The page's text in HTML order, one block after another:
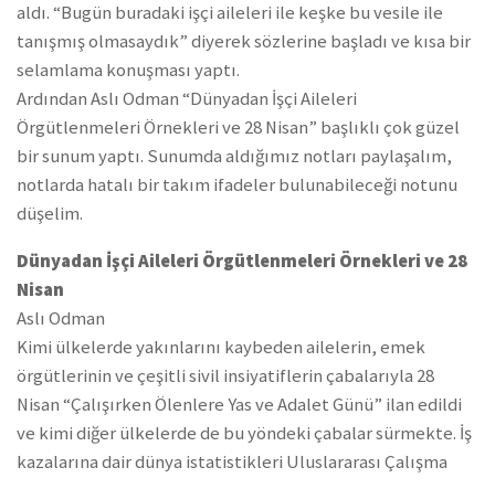
aldı. “Bugün buradaki işçi aileleri ile keşke bu vesile ile
tanışmış olmasaydık” diyerek sözlerine başladı ve kısa bir
selamlama konuşması yaptı.
Ardından Aslı Odman “Dünyadan İşçi Aileleri
Örgütlenmeleri Örnekleri ve 28 Nisan” başlıklı çok güzel
bir sunum yaptı. Sunumda aldığımız notları paylaşalım,
notlarda hatalı bir takım ifadeler bulunabileceği notunu
düşelim.
Dünyadan İşçi Aileleri Örgütlenmeleri Örnekleri ve 28
Nisan
Aslı Odman
Kimi ülkelerde yakınlarını kaybeden ailelerin, emek
örgütlerinin ve çeşitli sivil insiyatiflerin çabalarıyla 28
Nisan “Çalışırken Ölenlere Yas ve Adalet Günü” ilan edildi
ve kimi diğer ülkelerde de bu yöndeki çabalar sürmekte. İş
kazalarına dair dünya istatistikleri Uluslararası Çalışma